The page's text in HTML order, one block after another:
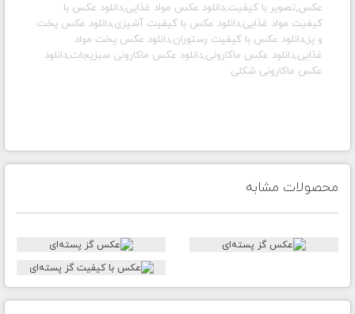
عکس,تصویر با کیفیت,دانلود عکس مواد غذایی,دانلود عکس با
کیفیت مواد غذایی,دانلود عکس با کیفیت آشپزی,دانلود عکس پخت
و پز,دانلود عکس با کیفیت رستوران,دانلود عکس پخت مواد
غذایی,دانلود عکس ماکارونی,دانلود عکس ماکارونی سبزیجات,دانلود
عکس ماکارونی شکلی
محصولات مشابه